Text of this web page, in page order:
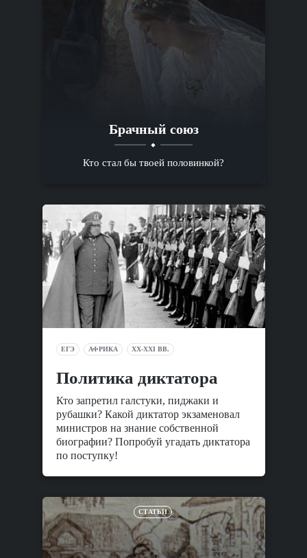
Брачный союз
Кто стал бы твоей половинкой?
ЕГЭ АФРИКА XX-XXI ВВ.
Политика диктатора
Кто запретил галстуки, пиджаки и
рубашки? Какой диктатор экзаменовал
министров на знание собственной
биографии? Попробуй угадать диктатора
по поступку!
СТАТЬИ